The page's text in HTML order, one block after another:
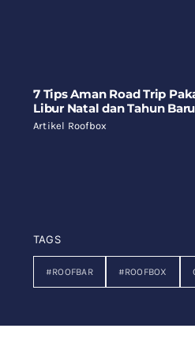
7 Tips Aman Road Trip
Libur Natal dan Tahun
Artikel Roofbox
TAGS
#ROOFBAR #ROOFBOX